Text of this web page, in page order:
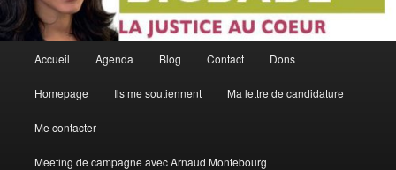
principal
Accueil Agenda Blog Contact Dons
Homepage Ils me soutiennent Ma lettre de candidature
Me contacter
Meeting de campagne avec Arnaud Montebourg